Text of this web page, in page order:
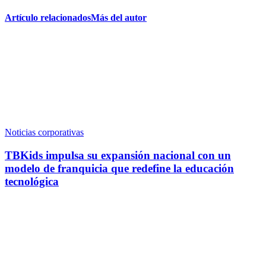
Artículo relacionadosMás del autor
Noticias corporativas
TBKids impulsa su expansión nacional con un
modelo de franquicia que redefine la educación
tecnológica